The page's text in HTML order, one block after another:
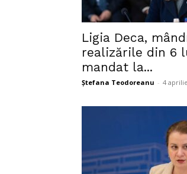
Ligia Deca,
realizările din 6
mandat la...
Ștefana Teodoreanu - 4